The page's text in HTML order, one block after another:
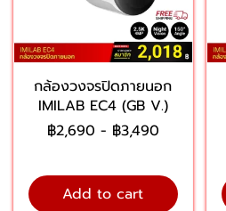
กล้องวงจรปิดภายนอก
IMILAB EC4 (GB V.)
฿2,690 - ฿3,490
Add to cart